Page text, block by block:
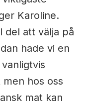
Karoline.
del att välja på
hade vi en
hos oss
mat kan